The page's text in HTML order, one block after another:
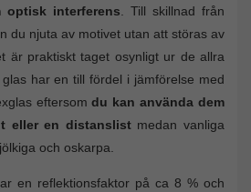
optisk interferens. Till skillnad från
du njuta av motivet utan att störas av
är praktiskt taget osynligt ur de allra
har en till fördel i jämförelse med
eftersomdu kan använda dem
eller en distanslistmedan vanliga
och oskarpa.
en reflektionsfaktor på ca 8 % och